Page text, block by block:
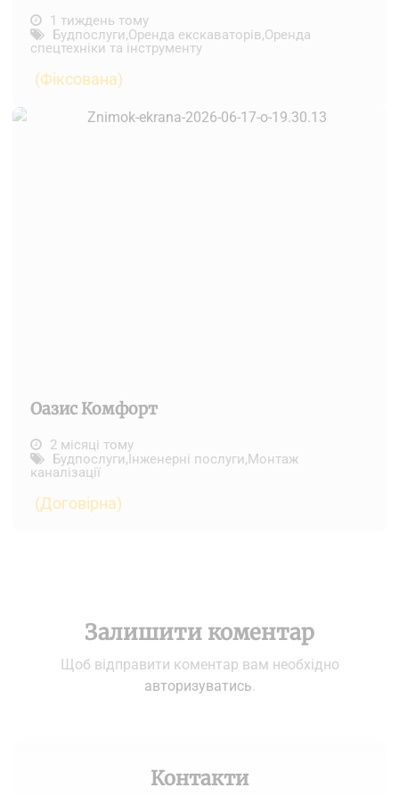
1 тиждень тому
Будпослуги,Оренда екскаваторів,Оренда
спецтехніки та інструменту
(Фіксована)
Оазис Комфорт
2 місяці тому
Будпослуги,Інженерні послуги,Монтаж
каналізації
(Договірна)
Залишити коментар
Щоб відправити коментар вам необхідно
авторизуватись
Контакти